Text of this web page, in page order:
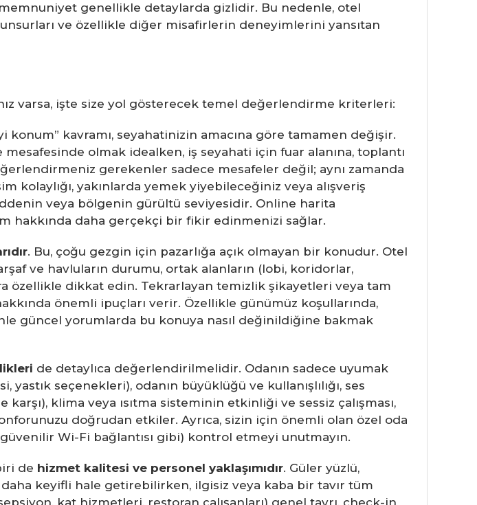
genellikle detaylarda gizlidir. Bu nedenle, otel
ve özellikle diğer misafirlerin deneyimlerini yansıtan
varsa, işte size yol gösterecek temel değerlendirme kriterleri:
konum” kavramı, seyahatinizin amacına göre tamamen değişir.
olmak idealken, iş seyahati için fuar alanına, toplantı
gerekenler sadece mesafeler değil; aynı zamanda
kolaylığı, yakınlarda yemek yiyebileceğiniz veya alışveriş
veya bölgenin gürültü seviyesidir. Online harita
hakkında daha gerçekçi bir fikir edinmenizi sağlar.
. Bu, çoğu gezgin için pazarlığa açık olmayan bir konudur. Otel
ve havluların durumu, ortak alanların (lobi, koridorlar,
özellikle dikkat edin. Tekrarlayan temizlik şikayetleri veya tam
önemli ipuçları verir. Özellikle günümüz koşullarında,
güncel yorumlarda bu konuya nasıl değinildiğine bakmak
de detaylıca değerlendirilmelidir. Odanın sadece uyumak
yastık seçenekleri), odanın büyüklüğü ve kullanışlılığı, ses
klima veya ısıtma sisteminin etkinliği ve sessiz çalışması,
doğrudan etkiler. Ayrıca, sizin için önemli olan özel oda
Wi-Fi bağlantısı gibi) kontrol etmeyi unutmayın.
de hizmet kalitesi ve personel yaklaşımıdır. Güler yüzlü,
keyifli hale getirebilirken, ilgisiz veya kaba bir tavır tüm
kat hizmetleri, restoran çalışanları) genel tavrı, check-in